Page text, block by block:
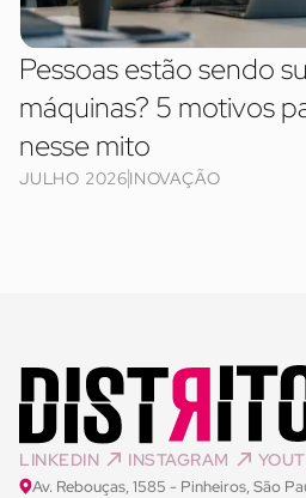
Pessoas estão sendo
máquinas? 5 motivos
nesse mito
JULHO 2026INOVAÇÃO
LINKEDIN INSTAGRAM
Av. Rebouças, 1585 - Pinheiros, São